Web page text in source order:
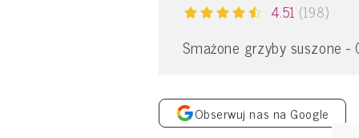
4.51 (198)
Smażone grzyby suszone
Obserwuj nas na Google